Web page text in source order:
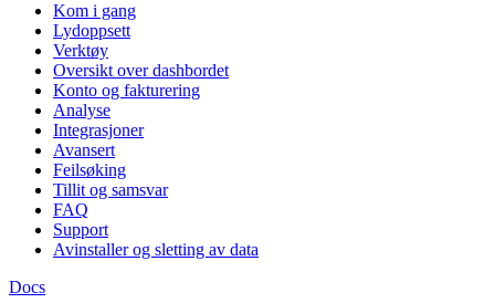
Kom i gang
Lydoppsett
Verktøy
Oversikt over dashbordet
Konto og fakturering
Analyse
Integrasjoner
Avansert
Feilsøking
Tillit og samsvar
FAQ
Support
Avinstaller og sletting av data
Docs